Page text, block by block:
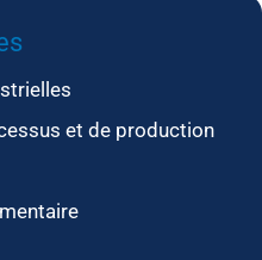
et de production